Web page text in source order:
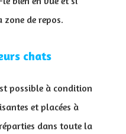
de repos.
chats
possible à condition
et placées à
dans toute la